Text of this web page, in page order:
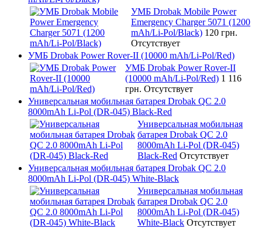
УМБ Drobak Mobile Power
Emergency Charger 5071 (1200
mAh/Li-Pol/Black) 120 грн.
Отсутствует
УМБ Drobak Power Rover-II (10000 mAh/Li-Pol/Red)
УМБ Drobak Power Rover-II
(10000 mAh/Li-Pol/Red) 1 116
грн. Отсутствует
Универсальная мобильная батарея Drobak QC 2.0
8000mAh Li-Pol (DR-045) Black-Red
Универсальная мобильная
батарея Drobak QC 2.0
8000mAh Li-Pol (DR-045)
Black-Red Отсутствует
Универсальная мобильная батарея Drobak QC 2.0
8000mAh Li-Pol (DR-045) White-Black
Универсальная мобильная
батарея Drobak QC 2.0
8000mAh Li-Pol (DR-045)
White-Black Отсутствует